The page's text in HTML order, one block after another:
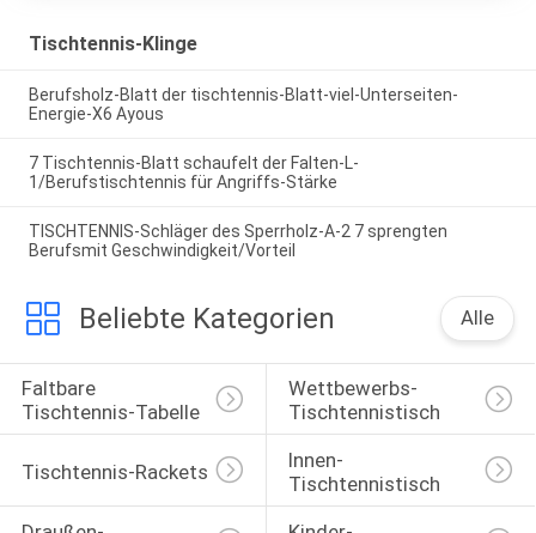
Tischtennis-Klinge
Berufsholz-Blatt der tischtennis-Blatt-viel-Unterseiten-
Energie-X6 Ayous
7 Tischtennis-Blatt schaufelt der Falten-L-
1/Berufstischtennis für Angriffs-Stärke
TISCHTENNIS-Schläger des Sperrholz-A-2 7 sprengten
Berufsmit Geschwindigkeit/Vorteil
Beliebte Kategorien Alle
Faltbare
Tischtennis-Tabelle
Wettbewerbs-
Tischtennistisch
Tischtennis-Rackets
Innen-
Tischtennistisch